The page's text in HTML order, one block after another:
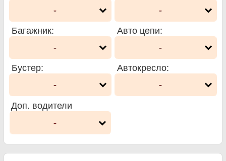
-
-
Багажник:
-
Авто цепи:
-
Бустер:
-
Автокресло:
-
Доп. водители
-